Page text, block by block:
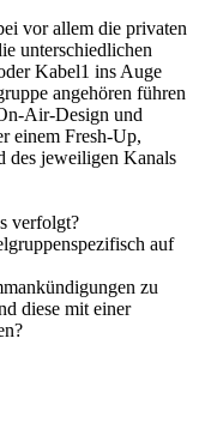
vor allem die privaten
unterschiedlichen
Kabel1 ins Auge
angehören führen
Air-Design und
einem Fresh-Up,
des jeweiligen Kanals
verfolgt?
auf
zu
diese mit einer